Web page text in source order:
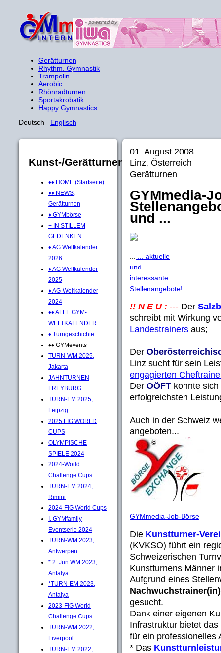
Gerätturnen
Rhythm. Gymnastik
Trampolin
Aerobic
Rhönradturnen
Sportakrobatik
Happy Gymnastics
Deutsch Englisch
Kunst-/Gerätturnen
♦♦ HOME (Startseite)
♦♦ NEWS,
Gerätturnen
♦ GYMbörse
+ IN STILLEM
GEDENKEN ...
♦ AG Weltkalender
2026
♦ AG Weltkalender
2025
♦ AG-Weltkalender
2024
♦♦ ALLE GYM-
WELTKALENDER
♦ Turngeschichte
♦♦ GYMevents
TURN-WM 2025,
Jakarta
JAHNTURNEN
FREYBURG
TURN-EM 2025,
Leipzig
2025 FIG WORLD
CUPS
OLYMPISCHE
SPIELE 2024
2024-World
Challenge Cups
TURN-EM 2024,
Rimini
2024-FIG World Cups
I. GYMfamily
Eventserie 2024
TURN-WM 2023,
Antwerpen
* 2. Jun.WM 2023,
Antalya
*TURN-EM 2023,
Antalya
2023-FIG World
Challenge Cups
TURN-WM 2022,
Liverpool
TURN-EM 2022,
01. August 2008
Linz, Österreich
Gerätturnen
GYMmedia-
und ...
... aktuelle
und
interessante
Stellenangebote!
!! N E U : --- Der
schreibt mit Wirkung
Landestrainers aus;
Der
Linz sucht für sein
engagierten
Der OÖFT konnte
erfolgreichsten
Auch in der Schweiz
angeboten...
GYMmedia-Job-Börse
Die Kunstturner-
(KVKSO) führt ein
Schweizerischen
Kunstturnens Männer
Aufgrund eines
Nachwuchstrainer(in)
gesucht.
Dank einer eigenen
Infrastruktur bietet
für ein professionelles
* Das